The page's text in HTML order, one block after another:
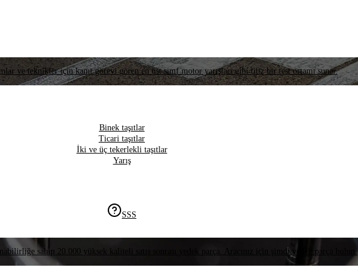
ve teknikler için kanıt görevi gören en üst sınıf motor yarışları gibi titiz bir test ortamı sunar.
Binek taşıtlar
Ticari taşıtlar
İki ve üç tekerlekli taşıtlar
Yarış
SSS
sahip 20.000 yüksek kaliteli satış sonrası yedek parça. Aracınız için şimdi yedek parça bulun.